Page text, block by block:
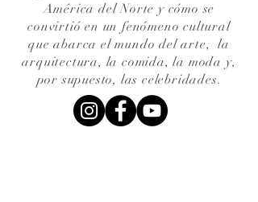
América del Norte y cómo se
convirtió en un fenómeno cultural
que abarca el mundo del arte,la
arquitectura, la comida, la moda y,
por supuesto, las celebridades.